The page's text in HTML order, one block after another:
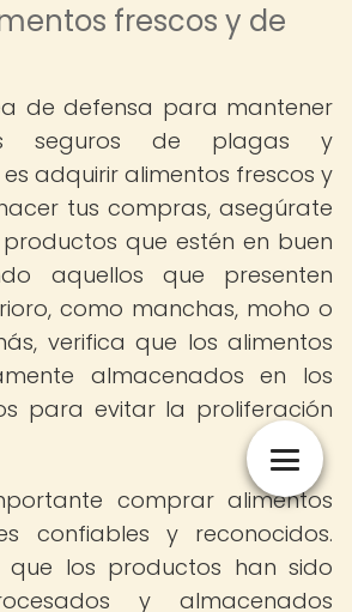
frescos y de
de defensa para mantener
seguros de plagas y
adquirir alimentos frescos y
tus compras, asegúrate
que estén en buen
aquellos que presenten
como manchas, moho o
verifica que los alimentos
almacenados en los
para evitar la proliferación
comprar alimentos
confiables y reconocidos.
que los productos han sido
y almacenados